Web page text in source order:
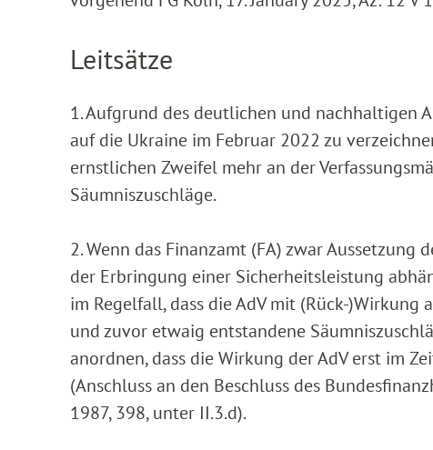
Leitsätze
1. Aufgrund des deutlichen und nachhaltigen
auf die Ukraine im Februar 2022 zu
ernstlichen Zweifel mehr an der
Säumniszuschläge.
2. Wenn das Finanzamt (FA) zwar
der Erbringung einer Sicherheitsleistung
im Regelfall, dass die AdV mit (Rück-
und zuvor etwaig entstandene
anordnen, dass die Wirkung der AdV erst im
(Anschluss an den Beschluss des
1987, 398, unter II.3.d).